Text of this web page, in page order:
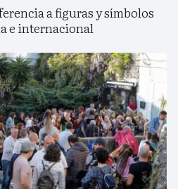
a figuras y símbolos
e internacional